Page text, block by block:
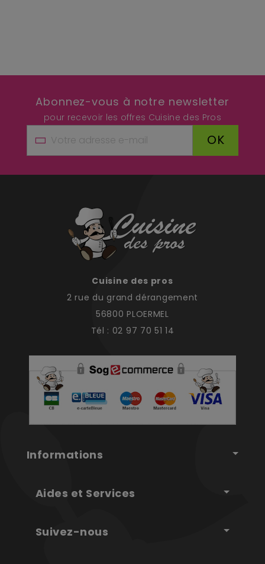
Abonnez-vous à notre newsletter
pour recevoir les offres Cuisine des Pros
OK
Cuisine des pros
2 rue du grand dérangement
56800 PLOERMEL
Tél : 02 97 70 51 14
Informations
Aides et Services
Suivez-nous